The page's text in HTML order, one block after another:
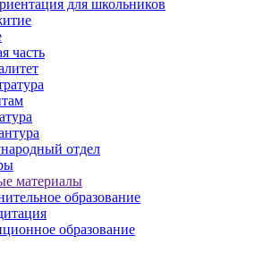
для школьников
часть
отдел
материалы
образование
образование